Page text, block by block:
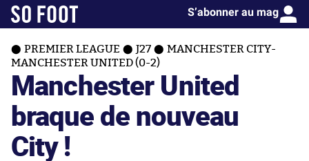
S’abonner au mag
PREMIER LEAGUE J27
MANCHESTER CITY-
MANCHESTER UNITED (0-2)
Manchester United
braque de nouveau
City !